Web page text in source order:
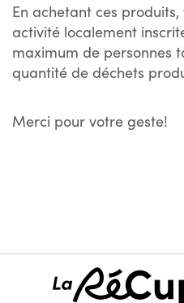
En achetant ces
activité localement
maximum de personnes
quantité de déchets
Merci pour votre geste!